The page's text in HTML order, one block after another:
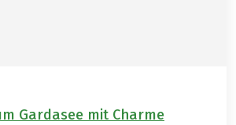
Gardasee mit Charme